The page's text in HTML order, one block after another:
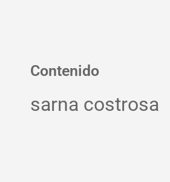
Contenido
sarna costrosa